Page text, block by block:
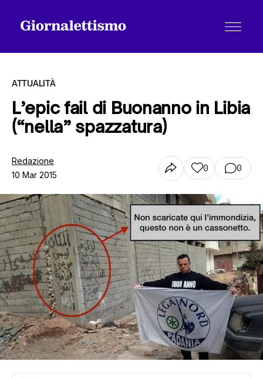
Tutti gli articoli
Chi siamo
Contatti
ATTUALITÀ
L’epic fail di Buonanno in Libia
(“nella” spazzatura)
Redazione
10 Mar 2015
0 0